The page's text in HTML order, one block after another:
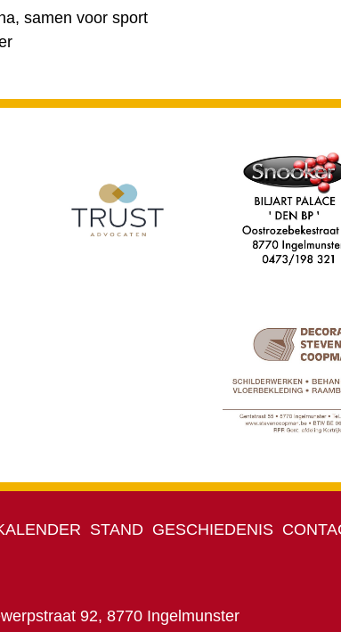
samen voor sport
STAND GESCHIEDENIS
92, 8770 Ingelmunster